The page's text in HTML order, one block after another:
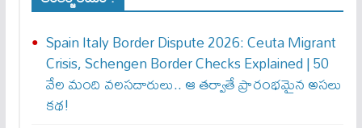
Spain Italy Border Dispute 2026: Ceuta Migrant
Crisis, Schengen Border Checks Explained | 50
వేల మంది వలసదారులు.. ఆ తర్వాతే ప్రారంభ‌మైన అసలు
కథ!